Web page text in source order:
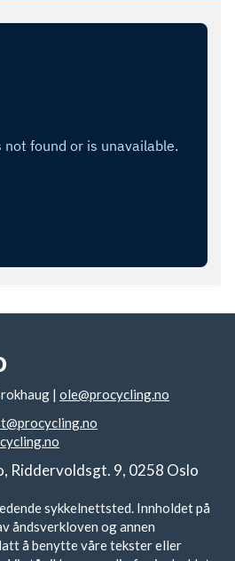
| ole@procycling.no
Riddervoldsgt. 9, 0258 Oslo
sykkelnettsted. Innholdet på
åndsverkloven og annen
å benytte våre tekster eller